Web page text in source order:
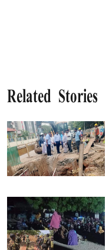
Related Stories